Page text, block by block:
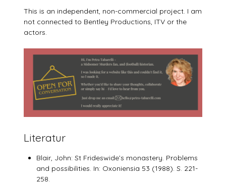
This is an independent, non-commercial project. I am
not connected to Bentley Productions, ITV or the
actors.
Literatur
Blair, John: St Frideswide’s monastery. Problems
and possibilities. In: Oxoniensia 53 (1988). S. 221-
258.